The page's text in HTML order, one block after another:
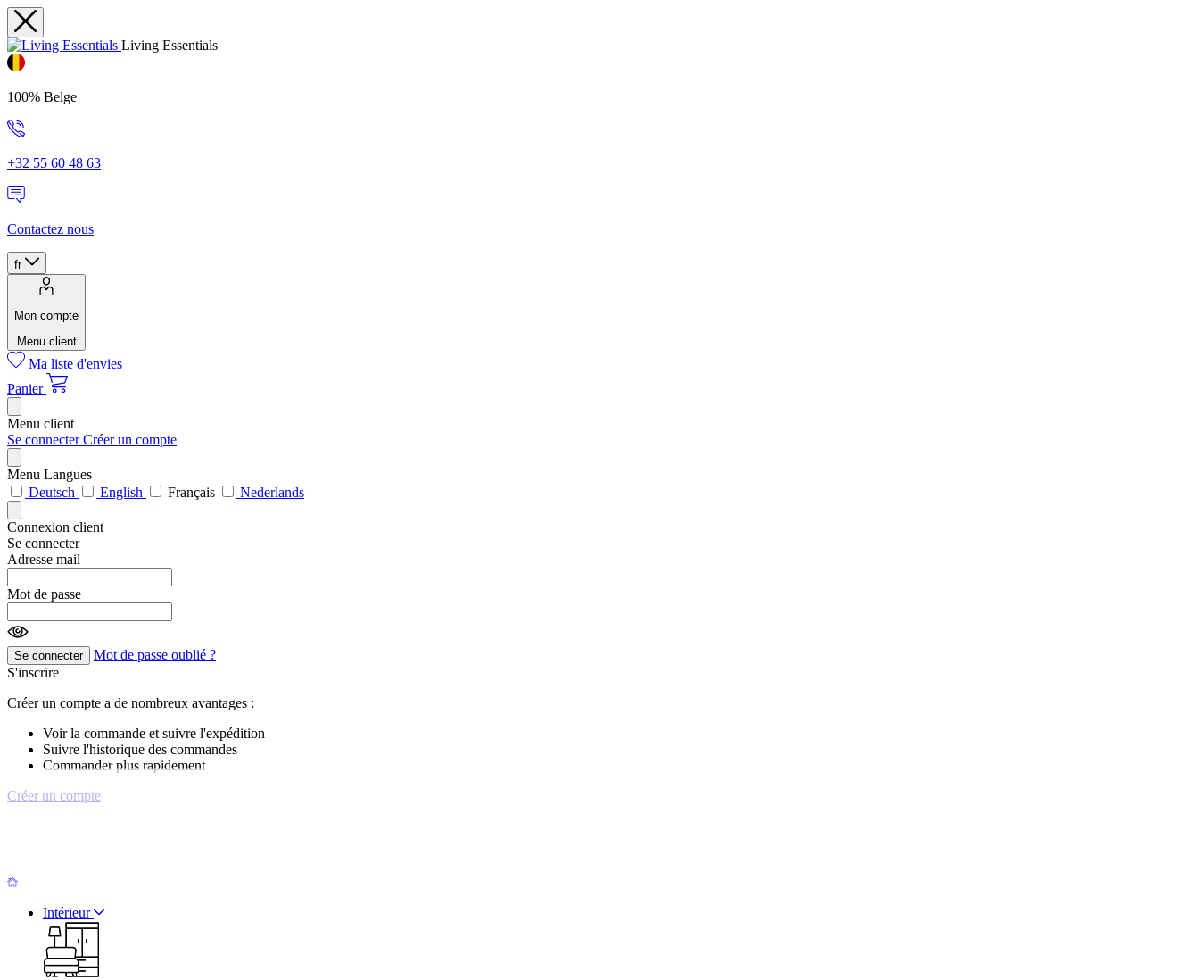
Living Essentials
100% Belge
+32 55 60 48 63
Contactez nous
fr
Mon compte
Menu client
Ma liste d'envies
Panier
Menu client
Se connecterCréer un compte
Menu Langues
Deutsch
English Français Nederlands
Connexion client
Se connecter
Adresse mail
Mot de passe
Se connecter
Mot de passe oublié ?
S'inscrire
Créer un compte a de nombreux avantages :
Voir la commande et suivre l'expédition
Suivre l'historique des commandes
Commander plus rapidement
Créer un compte
Intérieur